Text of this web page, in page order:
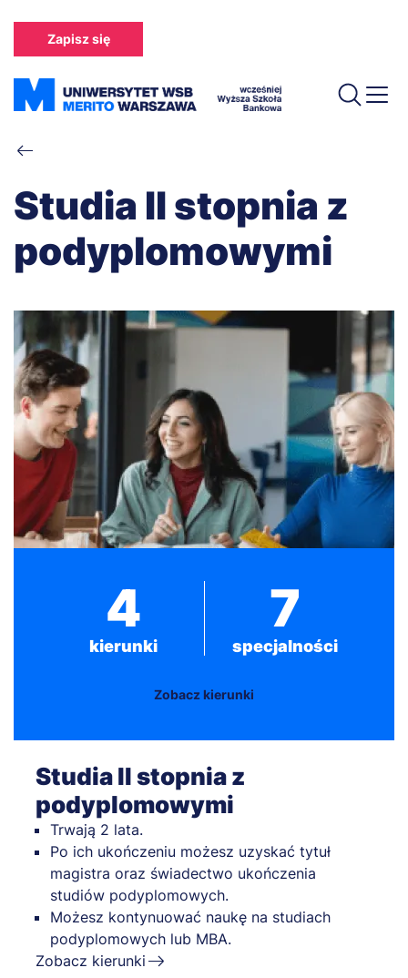
treści
Zapisz się
Ścieżka
nawigacyjna
Studia II stopnia z
podyplomowymi
4
kierunki
7
specjalności
Zobacz kierunki
Studia II stopnia z
podyplomowymi
Trwają 2 lata.
Po ich ukończeniu możesz uzyskać tytuł
magistra oraz świadectwo ukończenia
studiów podyplomowych.
Możesz kontynuować naukę na studiach
podyplomowych lub MBA.
Zobacz kierunki